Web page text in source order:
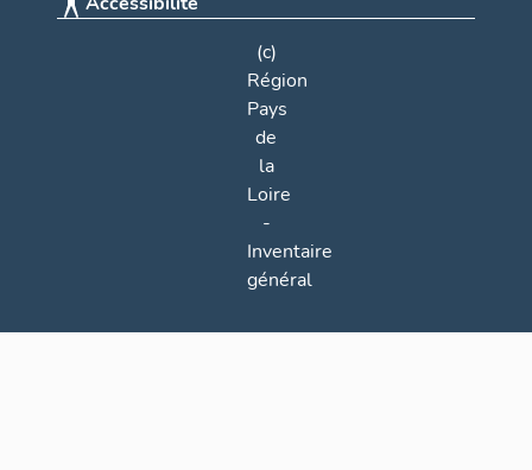
(c)
Région
Pays
de
la
Loire
-
Inventaire
général